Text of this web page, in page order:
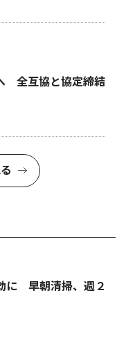
全互協と協定締結
に 早朝清掃、週２